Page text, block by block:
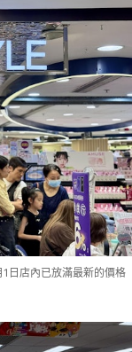
日店內已放滿最新的價格